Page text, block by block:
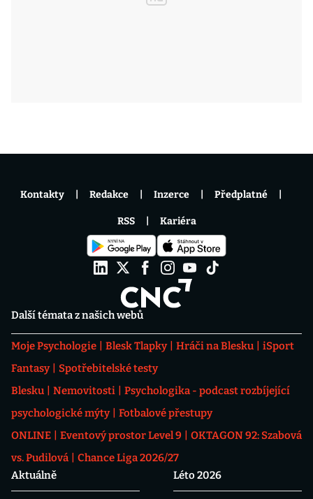
Další témata z našich webů
Moje Psychologie Blesk Tlapky Hráči na Blesku
iSport
Fantasy
Spotřebitelské testy
Blesku
Nemovitosti
Psychologika - podcast rozbíjející
psychologické mýty
Fotbalové přestupy
ONLINE
Eventový prostor Level 9
OKTAGON 92: Szabová
vs. Pudilová
Chance Liga 2026/27
Aktuálně
Léto 2026
Kontakty Redakce Inzerce Předplatné
RSS Kariéra